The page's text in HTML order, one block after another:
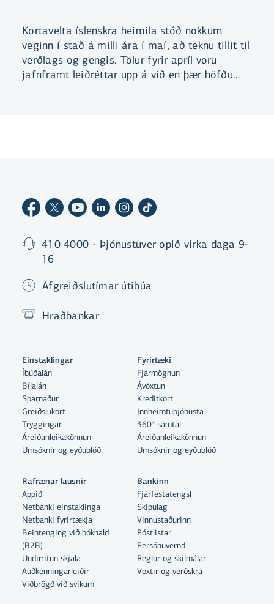
Með því að smella á „Leyfa allar“
samþykkir þú notkun á vefkökum
til þess að auka virkni vefsins,
greina vefnotkun og aðstoða við
Kortavelta íslenskra heimila stóð nokkurn
veginn í stað á milli ára í maí, að teknu tillit til
verðlags og gengis. Tölur fyrir apríl voru
jafnframt leiðréttar upp á við en þær höfðu
410 4000 - Þjónustuver opið virka daga 9-
16
Afgreiðslutímar útibúa
Hraðbankar
Einstaklingar
Íbúðalán
Bílalán
Sparnaður
Greiðslukort
Tryggingar
Áreiðanleikakönnun
Umsóknir og eyðublöð
Fyrirtæki
Fjármögnun
Ávöxtun
Kreditkort
Innheimtuþjónusta
360° samtal
Áreiðanleikakönnun
Umsóknir og eyðublöð
Rafrænar lausnir
Appið
Netbanki einstaklinga
Netbanki fyrirtækja
Beintenging við bókhald
(B2B)
Undirritun skjala
Auðkenningarleiðir
Viðbrögð við svikum
Bankinn
Fjárfestatengsl
Skipulag
Vinnustaðurinn
Póstlistar
Persónuvernd
Reglur og skilmálar
Vextir og verðskrá